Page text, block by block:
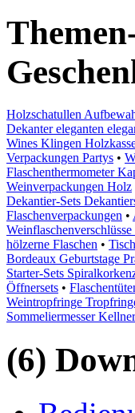
Holzschatullen
Dekanter eleganten
Wines Klingen
Verpackungen Partys •
Flaschenthermometer
Weinverpackungen Holz
Dekantier-Sets
Flaschenverpackungen •
hölzerne Flaschen •
Bordeaux Geburtstage
Starter-Sets
Öffnersets •
Weintropfringe
Sommeliermesser
(6)